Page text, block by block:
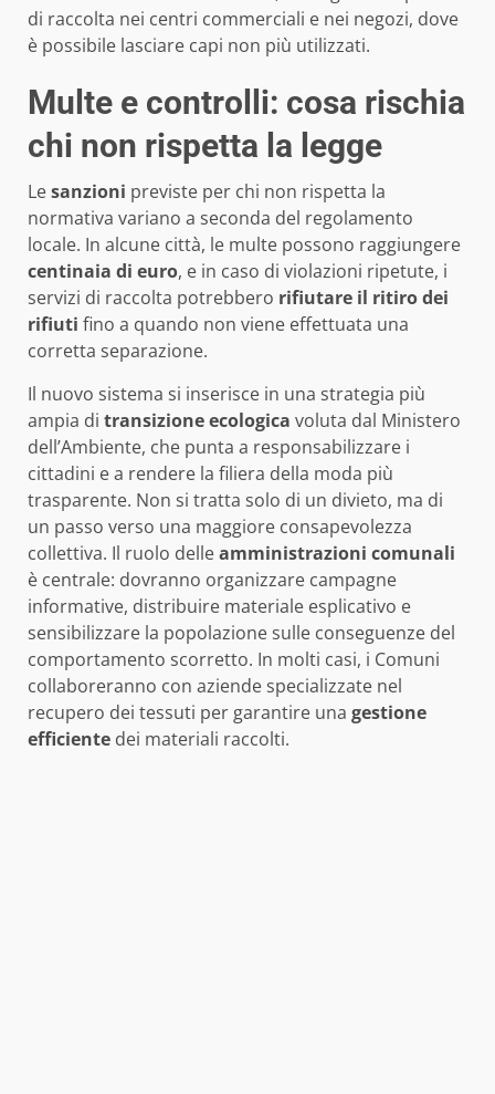
di raccolta nei centri commerciali e nei negozi, dove
è possibile lasciare capi non più utilizzati.
Multe e controlli: cosa rischia
chi non rispetta la legge
Lesanzioni previste per chi non rispetta la
normativa variano a seconda del regolamento
locale. In alcune città, le multe possono raggiungere
centinaia di euro, e in caso di violazioni ripetute, i
servizi di raccolta potrebbero rifiutare il ritiro dei
rifiuti fino a quando non viene effettuata una
corretta separazione.
Il nuovo sistema si inserisce in una strategia più
ampia di transizione ecologica voluta dal Ministero
dell’Ambiente, che punta a responsabilizzare i
cittadini e a rendere la filiera della moda più
trasparente. Non si tratta solo di un divieto, ma di
un passo verso una maggiore consapevolezza
collettiva. Il ruolo delleamministrazioni comunali
è centrale: dovranno organizzare campagne
informative, distribuire materiale esplicativo e
sensibilizzare la popolazione sulle conseguenze del
comportamento scorretto. In molti casi, i Comuni
collaboreranno con aziende specializzate nel
recupero dei tessuti per garantire una gestione
efficiente dei materiali raccolti.